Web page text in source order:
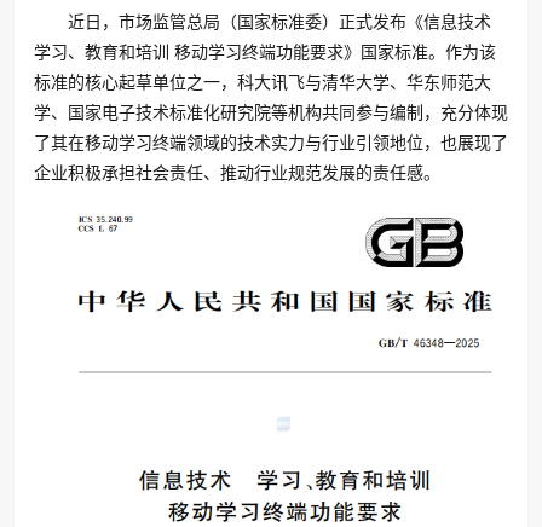
近日，市场监管总局（国家标准委）正式发布《信息技术
学习、教育和培训 移动学习终端功能要求》国家标准。作为该
标准的核心起草单位之一，科大讯飞与清华大学、华东师范大
学、国家电子技术标准化研究院等机构共同参与编制，充分体现
了其在移动学习终端领域的技术实力与行业引领地位，也展现了
企业积极承担社会责任、推动行业规范发展的责任感。